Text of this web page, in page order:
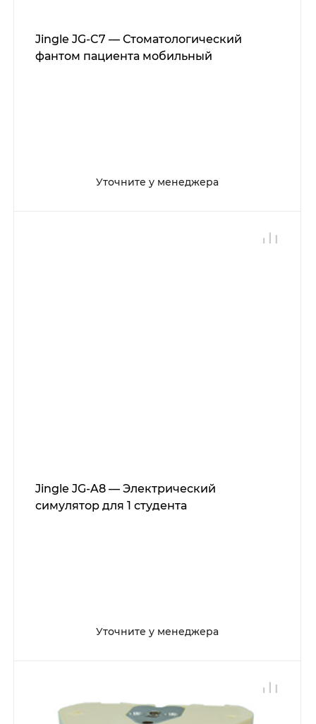
Jingle JG-C7 — Стоматологический
фантом пациента мобильный
Уточните у менеджера
Jingle JG-A8 — Электрический
симулятор для 1 студента
Уточните у менеджера